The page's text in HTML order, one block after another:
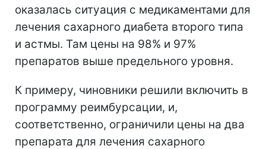
оказалась ситуация с медикаментами для
лечения сахарного диабета второго типа
и астмы. Там цены на 98% и 97%
препаратов выше предельного уровня.
К примеру, чиновники решили включить в
программу реимбурсации, и,
соответственно, ограничили цены на два
препарата для лечения сахарного